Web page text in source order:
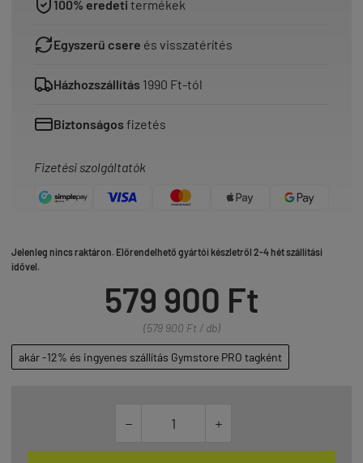
100% eredeti termékek
Egyszerű csere és visszatérítés
Házhozszállítás 1990 Ft-tól
Biztonságosfizetés
Fizetési szolgáltatók
Jelenleg nincs raktáron. Előrendelhető gyártói készletről 2-4 hét szállítási
idővel.
579 900 Ft
(579 900 Ft / db)
akár -12% és ingyenes szállítás Gymstore PRO tagként
 